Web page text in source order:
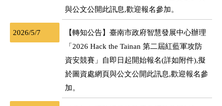
與公文公開此訊息,歡迎報名參加。
2026/5/7
【轉知公告】臺南市政府智慧發展中心辦理
「2026 Hack the Tainan 第二屆紅藍軍攻防
資安競賽」自即日起開始報名(詳如附件),擬
於圖資處網頁與公文公開此訊息,歡迎報名參
加。